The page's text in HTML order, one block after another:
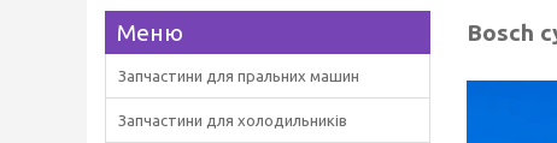
Bosch
Запчастини для пральних машин
Запчастини для холодильників